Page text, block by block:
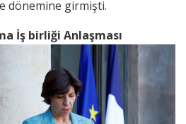
dönemine girmişti.
İş birliği Anlaşması